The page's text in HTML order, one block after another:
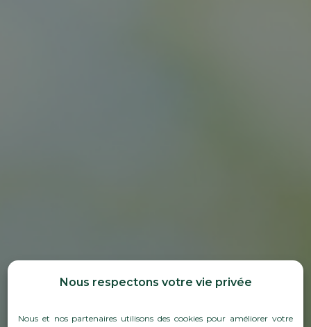
Nous respectons votre vie privée
Nous et nos partenaires utilisons des cookies pour améliorer votre